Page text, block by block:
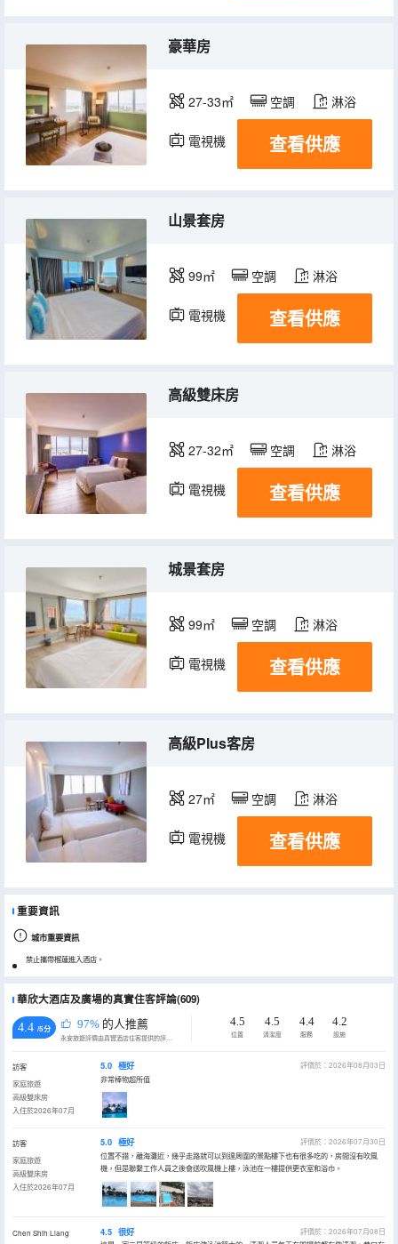
豪華房
27-33㎡ 空調 淋浴
電視機 冰箱
查看供應
山景套房
99㎡ 空調 淋浴
電視機 查看供應
高級雙床房
27-32㎡ 空調 淋浴
電視機 查看供應
城景套房
99㎡ 空調 淋浴
電視機 查看供應
高級Plus客房
27㎡ 空調 淋浴
電視機 查看供應
重要資訊
城市重要資訊
禁止攜帶榴蓮進入酒店。
華欣大酒店及廣場的真實住客評論(609)
4.4 /5分 97% 的人推薦
永安旅遊評價由真實酒店住客提供的評價。
4.5
位置
4.5
清潔度
4.4
服務
4.2
設施
訪客
家庭旅遊
高級雙床房
入住於2026年07月
5.0 極好
評價於：2026年08月03日
非常棒物超所值
訪客
家庭旅遊
高級雙床房
入住於2026年07月
5.0 極好
評價於：2026年07月30日
位置不錯，離海灘近，幾乎走路就可以到達周圍的景點樓下也有很多吃的，房間沒有吹風
機，但是聯繫工作人員之後會送吹風機上樓，泳池在一樓提供更衣室和浴巾。
Chen Shih Liang 4.5 很好
評價於：2026年07月08日